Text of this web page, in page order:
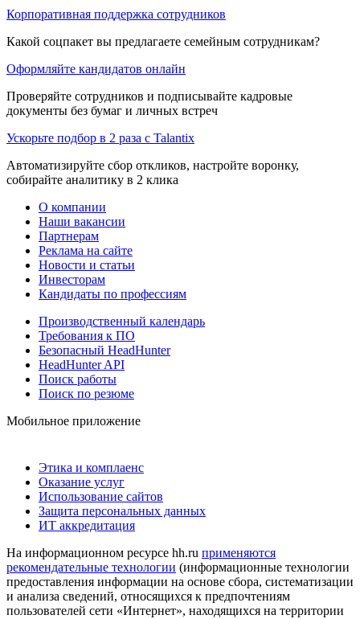
Корпоративная поддержка сотрудников
Какой соцпакет вы предлагаете семейным сотрудникам?
Оформляйте кандидатов онлайн
Проверяйте сотрудников и подписывайте кадровые
документы без бумаг и личных встреч
Ускорьте подбор в 2 раза с Talantix
Автоматизируйте сбор откликов, настройте воронку,
собирайте аналитику в 2 клика
О компании
Наши вакансии
Партнерам
Реклама на сайте
Новости и статьи
Инвесторам
Кандидаты по профессиям
Производственный календарь
Требования к ПО
Безопасный HeadHunter
HeadHunter API
Поиск работы
Поиск по резюме
Мобильное приложение
Этика и комплаенс
Оказание услуг
Использование сайтов
Защита персональных данных
ИТ аккредитация
На информационном ресурсе hh.ru применяются
рекомендательные технологии (информационные технологии
предоставления информации на основе сбора, систематизации
и анализа сведений, относящихся к предпочтениям
пользователей сети «Интернет», находящихся на территории